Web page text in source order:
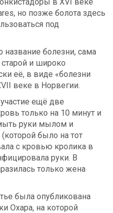
но позже болота здесь
под
болезни, сама
и широко
её, в виде «болезни
веке в Норвегии.
ещё две
только на 10 минут и
руки мылом и
было на тот
с кровью кролика в
руки. В
только жена
была опубликована
Охара, на которой